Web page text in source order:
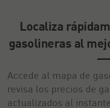
Localiza
gasolineras al
Accede al mapa de
revisa los precios de
actualizados al